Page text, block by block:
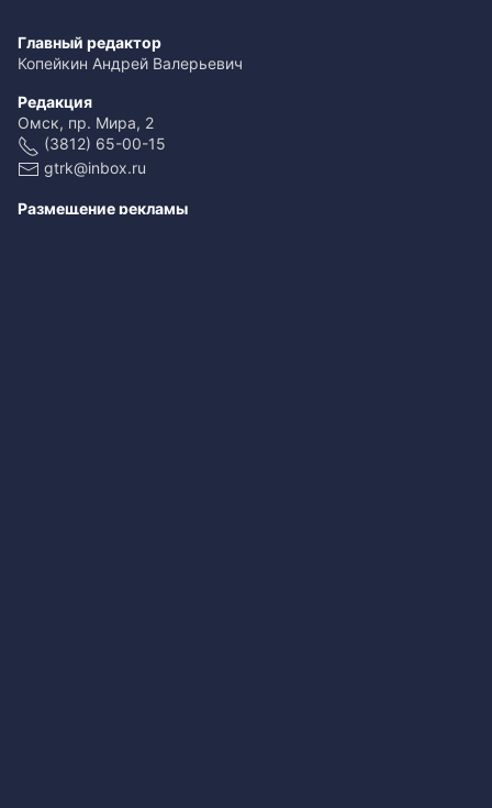
Главный редактор
Копейкин Андрей Валерьевич
Редакция
Омск, пр. Мира, 2
(3812) 65-00-15
gtrk@inbox.ru
Размещение рекламы